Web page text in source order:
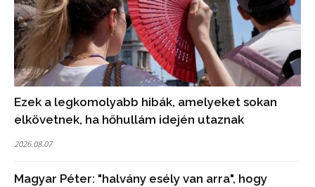
Ezek a legkomolyabb hibák, amelyeket sokan
elkövetnek, ha hőhullám idején utaznak
2026.08.07
Magyar Péter: "halvány esély van arra", hogy